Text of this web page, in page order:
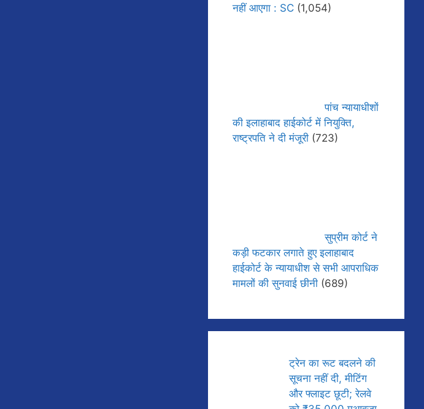
नहीं आएगा : SC (1,054)
पांच न्यायाधीशों
की इलाहाबाद हाईकोर्ट में नियुक्ति,
राष्ट्रपति ने दी मंजूरी (723)
सुप्रीम कोर्ट ने
कड़ी फटकार लगाते हुए इलाहाबाद
हाईकोर्ट के न्यायाधीश से सभी आपराधिक
मामलों की सुनवाई छीनी (689)
ट्रेन का रूट बदलने की
सूचना नहीं दी, मीटिंग
और फ्लाइट छूटी; रेलवे